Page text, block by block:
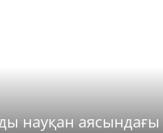
науқан